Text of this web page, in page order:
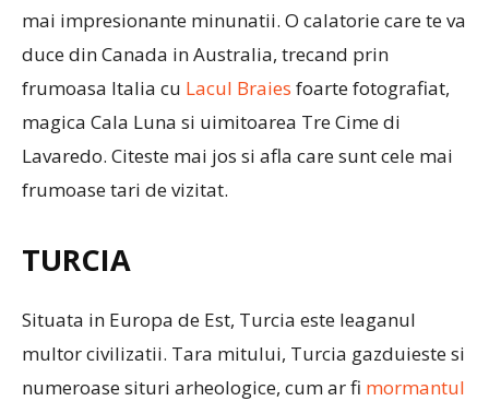
mai impresionante minunatii. O calatorie care te va
duce din Canada in Australia, trecand prin
frumoasa Italia cu Lacul Braies foarte fotografiat,
magica Cala Luna si uimitoarea Tre Cime di
Lavaredo. Citeste mai jos si afla care sunt cele mai
frumoase tari de vizitat.
TURCIA
Situata in Europa de Est, Turcia este leaganul
multor civilizatii. Tara mitului, Turcia gazduieste si
numeroase situri arheologice, cum ar fi mormantul